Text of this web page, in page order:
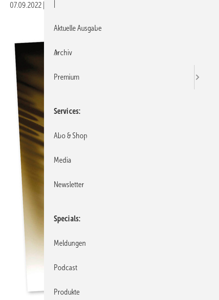
07.09.2022
Aktuelle Ausgabe
Archiv
Premium
Services
Abo & Shop
Media
Newsletter
Specials
Meldungen
Podcast
Produkte